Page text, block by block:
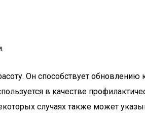
Он способствует обновлению
в качестве
случаях также может